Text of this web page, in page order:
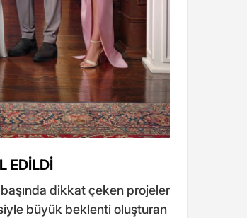
EDİLDİ
başında dikkat çeken projeler
büyük beklenti oluşturan